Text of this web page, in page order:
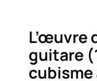
L’œuvre
guitare